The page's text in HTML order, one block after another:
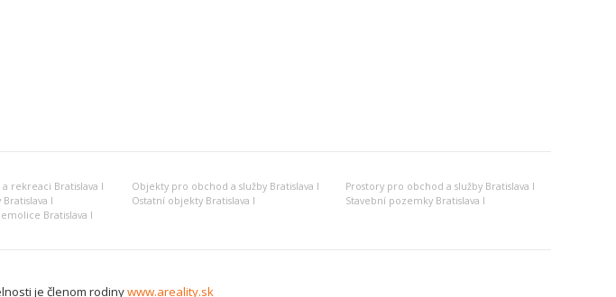
rekreaci Bratislava I Objekty pro obchod a služby Bratislava I
Prostory pro obchod a služby Bratislava I
I Ostatní objekty Bratislava I
Stavební pozemky Bratislava I
Bratislava I
je členom rodinywww.areality.sk